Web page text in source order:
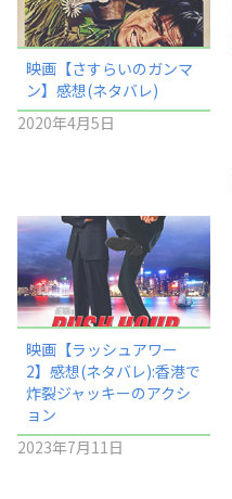
映画【さすらいのガンマ
ン】感想(ネタバレ)
2020年4月5日
映画【ラッシュアワー
2】感想(ネタバレ):香港で
炸裂ジャッキーのアクシ
ョン
2023年7月11日